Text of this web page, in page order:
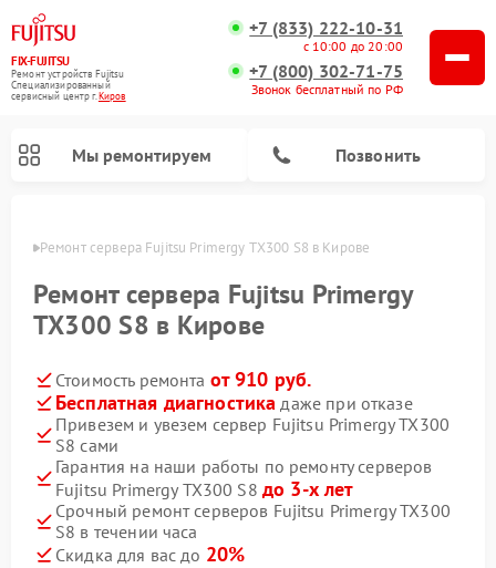
FIX-FUJITSU
Ремонт устройств Fujitsu
Специализированный
cервисный центр г.Киров
+7 (833) 222-10-31
с 10:00 до 20:00
+7 (800) 302-71-75
Звонок бесплатный по РФ
Мы ремонтируем Позвонить
Ремонт сервера Fujitsu Primergy TX300 S8 в Кирове
Ремонт сервера Fujitsu Primergy
TX300 S8 в Кирове
Стоимость ремонта от 910 руб.
Бесплатная диагностика даже при отказе
Привезем и увезем сервер Fujitsu Primergy TX300
S8 сами
Гарантия на наши работы по ремонту серверов
Fujitsu Primergy TX300 S8 до 3-х лет
Срочный ремонт серверов Fujitsu Primergy TX300
S8 в течении часа
Скидка для вас до 20%